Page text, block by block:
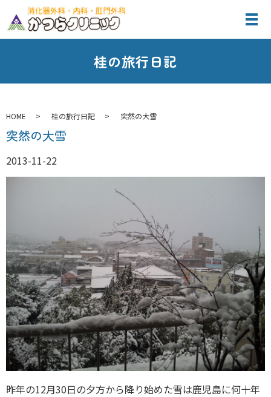
桂の旅行日記
HOME 桂の旅行日記 突然の大雪
突然の大雪
2013-11-22
昨年の12月30日の夕方から降り始めた雪は鹿児島に何十年